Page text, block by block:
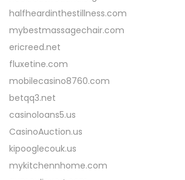
halfheardinthestillness.com
mybestmassagechair.com
ericreed.net
fluxetine.com
mobilecasino8760.com
betqq3.net
casinoloans5.us
CasinoAuction.us
kipooglecouk.us
mykitchennhome.com